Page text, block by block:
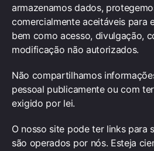
armazenamos dados,
comercialmente aceitáveis ​​para
bem como acesso, divulgação,
modificação não autorizados.
Não compartilhamos
pessoal publicamente ou com
exigido por lei.
O nosso site pode ter links para
são operados por nós. Esteja